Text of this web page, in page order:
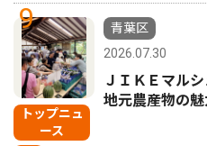
9
トップニュ
ース
青葉区
2026.07.30
ＪＩＫＥマル
地元農産物の